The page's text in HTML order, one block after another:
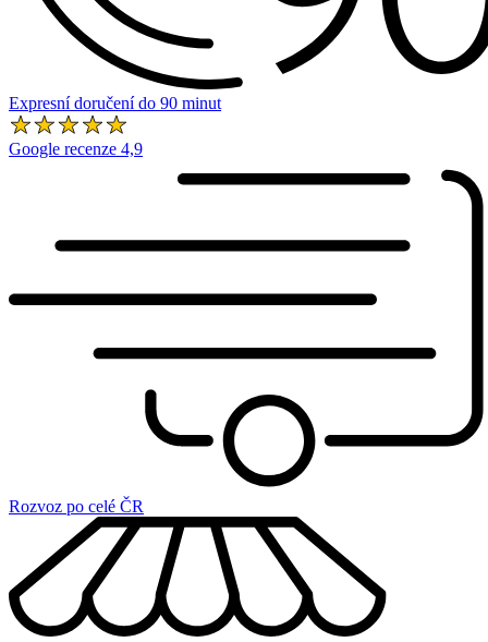
Expresní doručení do 90 minut
Google recenze 4,9
Rozvoz po celé ČR